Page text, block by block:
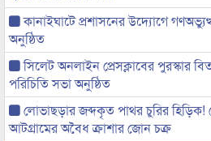
কানাইঘাটে প্রশাসনের উদ্যোগে
অনুষ্ঠিত
সিলেট অনলাইন প্রেসক্লাবের পুরস্কার
পরিচিতি সভা অনুষ্ঠিত
লোভাছড়ার জব্দকৃত পাথর চুরির হিড়িক!
আটগ্রামের অবৈধ ক্রাশার জোন চক্র